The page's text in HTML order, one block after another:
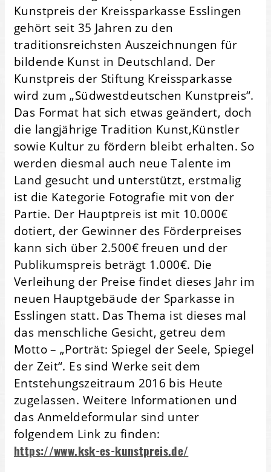
Kunstpreis der Kreissparkasse Esslingen
gehört seit 35 Jahren zu den
traditionsreichsten Auszeichnungen für
bildende Kunst in Deutschland. Der
Kunstpreis der Stiftung Kreissparkasse
wird zum „Südwestdeutschen Kunstpreis“.
Das Format hat sich etwas geändert, doch
die langjährige Tradition Kunst,Künstler
sowie Kultur zu fördern bleibt erhalten. So
werden diesmal auch neue Talente im
Land gesucht und unterstützt, erstmalig
ist die Kategorie Fotografie mit von der
Partie. Der Hauptpreis ist mit 10.000€
dotiert, der Gewinner des Förderpreises
kann sich über 2.500€ freuen und der
Publikumspreis beträgt 1.000€. Die
Verleihung der Preise findet dieses Jahr im
neuen Hauptgebäude der Sparkasse in
Esslingen statt. Das Thema ist dieses mal
das menschliche Gesicht, getreu dem
Motto – „Porträt: Spiegel der Seele, Spiegel
der Zeit“. Es sind Werke seit dem
Entstehungszeitraum 2016 bis Heute
zugelassen. Weitere Informationen und
das Anmeldeformular sind unter
folgendem Link zu finden:
https://www.ksk-es-kunstpreis.de/